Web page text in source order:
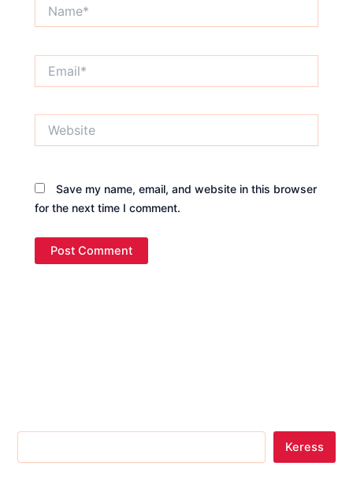
Save my name, email, and website in this browser
for the next time I comment.
Keress